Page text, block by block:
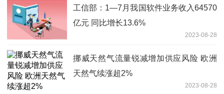
工信部：1—7月我国软件业务收入64570
亿元 同比增长13.6%
2023-08-28
挪威天然气流量锐减增加供应风险 欧洲
天然气续涨超2%
2023-08-28